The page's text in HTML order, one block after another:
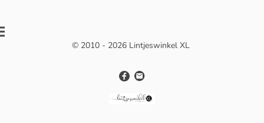
© 2010 - 2026 Lintjeswinkel XL